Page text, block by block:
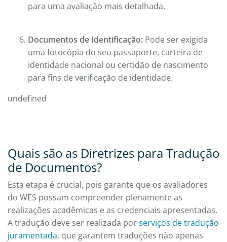
para uma avaliação mais detalhada.
Documentos de Identificação: Pode ser exigida
uma fotocópia do seu passaporte, carteira de
identidade nacional ou certidão de nascimento
para fins de verificação de identidade.
undefined
Quais são as Diretrizes para Tradução
de Documentos?
Esta etapa é crucial, pois garante que os avaliadores
do WES possam compreender plenamente as
realizações acadêmicas e as credenciais apresentadas.
A tradução deve ser realizada porserviços de tradução
juramentada, que garantem traduções não apenas